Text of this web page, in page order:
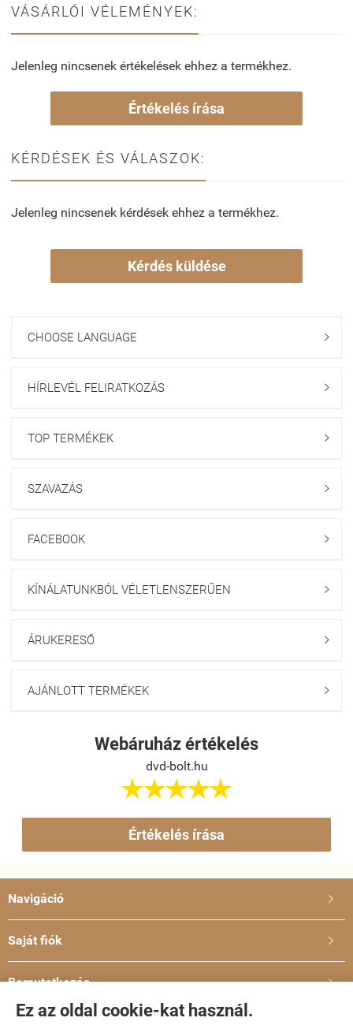
Ez az oldal cookie-kat használ.
VÁSÁRLÓI VÉLEMÉNYEK:
Jelenleg nincsenek értékelések ehhez a termékhez.
Értékelés írása
KÉRDÉSEK ÉS VÁLASZOK:
Jelenleg nincsenek kérdések ehhez a termékhez.
Kérdés küldése
CHOOSE LANGUAGE 
HÍRLEVÉL FELIRATKOZÁS 
TOP TERMÉKEK 
SZAVAZÁS 
FACEBOOK 
KÍNÁLATUNKBÓL VÉLETLENSZERŰEN 
ÁRUKERESŐ 
AJÁNLOTT TERMÉKEK 
Webáruház értékelés
dvd-bolt.hu

Értékelés írása
Navigáció 
Saját fiók 
Bemutatkozás 